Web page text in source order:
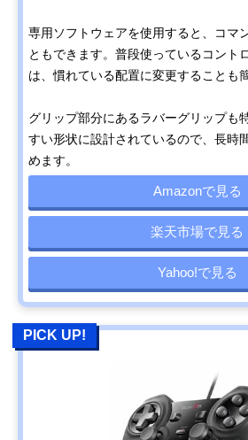
専用ソフトウェアを使用すると、コマ
ともできます。普段使っているコント
は、慣れている配置に変更することも
グリップ部分にあるラバーグリップも
すい形状に設計されているので、長時
めます。
Amazonで見る
楽天市場で見る
Yahoo!で見る
PICK UP!